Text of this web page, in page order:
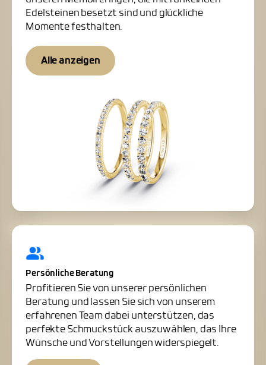
Edelsteinen besetzt sind und glückliche
Momente festhalten.
Alle anzeigen
Persönliche Beratung
Profitieren Sie von unserer persönlichen
Beratung und lassen Sie sich von unserem
erfahrenen Team dabei unterstützen, das
perfekte Schmuckstück auszuwählen, das Ihre
Wünsche und Vorstellungen widerspiegelt.